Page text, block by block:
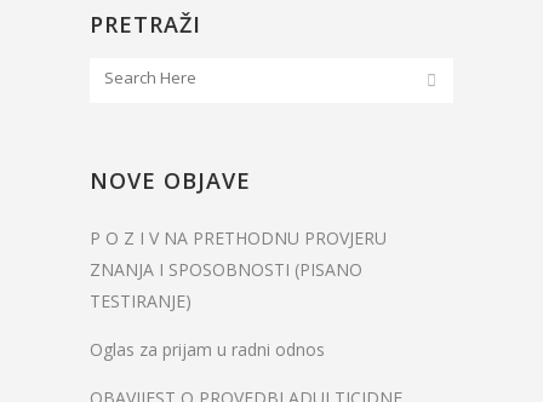
PRETRAŽI
NOVE OBJAVE
P O Z I V NA PRETHODNU PROVJERU
ZNANJA I SPOSOBNOSTI (PISANO
TESTIRANJE)
Oglas za prijam u radni odnos
OBAVIJEST O PROVEDBI ADULTICIDNE